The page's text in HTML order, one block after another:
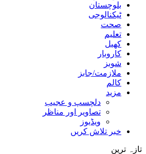
بلوچستان
ٹیکنالوجی
صحت
تعلیم
کھیل
کاروبار
شوبز
ملازمت/جابز
کالم
مزید
دلچسپ و عجیب
تصاویر اور مناظر
ویڈیوز
خبر تلاش کریں
تازہ ترین